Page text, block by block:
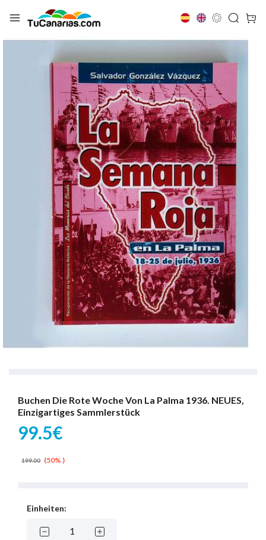
Buchen Die Rote Woche Von La Palma 1936. NEUES,
Einzigartiges Sammlerstück
99.5€
199.00 (50% )
Einheiten: